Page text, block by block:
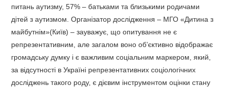
питань аутизму, 57% – батьками та близькими родичами
дітей з аутизмом. Організатор дослідження – МГО «Дитина з
майбутнім»(Київ) – зауважує, що опитування не є
репрезентативним, але загалом воно об’єктивно відображає
громадську думку і є важливим соціальним маркером, який,
за відсутності в Україні репрезентативних соціологічних
досліджень такого роду, є дієвим інструментом оцінки стану